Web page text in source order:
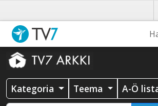
Kategoria Teema A-Ö